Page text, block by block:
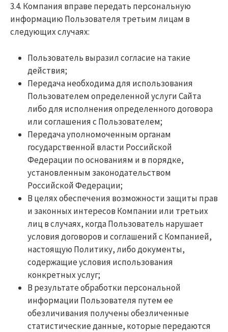
3.4. Компания вправе передать персональную
информацию Пользователя третьим лицам в
следующих случаях:
Пользователь выразил согласие на такие
действия;
Передача необходима для использования
Пользователем определенной услуги Сайта
либо для исполнения определенного договора
или соглашения с Пользователем;
Передача уполномоченным органам
государственной власти Российской
Федерации по основаниям и в порядке,
установленным законодательством
Российской Федерации;
В целях обеспечения возможности защиты прав
и законных интересов Компании или третьих
лиц в случаях, когда Пользователь нарушает
условия договоров и соглашений с Компанией,
настоящую Политику, либо документы,
содержащие условия использования
конкретных услуг;
В результате обработки персональной
информации Пользователя путем ее
обезличивания получены обезличенные
статистические данные, которые передаются